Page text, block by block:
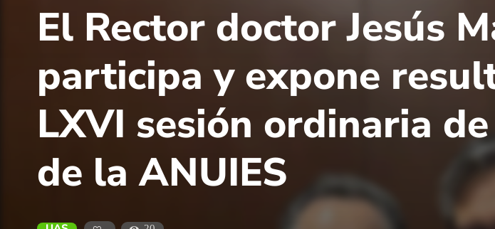
El Rector doctor Jesús
participa y expone
LXVI sesión ordinaria
de la ANUIES